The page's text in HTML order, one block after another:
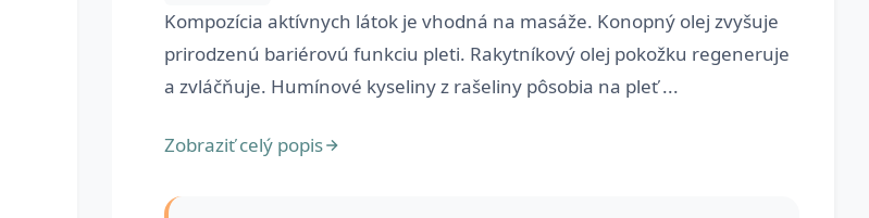
Kompozícia aktívnych látok je vhodná na masáže. Konopný olej zvyšuje
prirodzenú bariérovú funkciu pleti. Rakytníkový olej pokožku regeneruje
a zvláčňuje. Humínové kyseliny z rašeliny pôsobia na pleť ...
Zobraziť celý popis